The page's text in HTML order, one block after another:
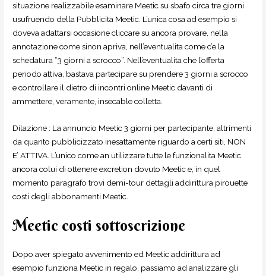
situazione realizzabile esaminare Meetic su sbafo circa tre giorni
usufruendo della Pubblicita Meetic. L’unica cosa ad esempio si
doveva adattarsi occasione cliccare su ancora provare, nella
annotazione come sinon apriva, nell’eventualita come c’e la
schedatura “3 giorni a scrocco”. Nell’eventualita che l’offerta
periodo attiva, bastava partecipare su prendere 3 giorni a scrocco
e controllare il dietro di incontri online Meetic davanti di
ammettere, veramente, insecable colletta.
Dilazione : La annuncio Meetic 3 giorni per partecipante, altrimenti
da quanto pubblicizzato inesattamente riguardo a certi siti, NON
E’ ATTIVA. L’unico come an utilizzare tutte le funzionalita Meetic
ancora colui di ottenere excretion dovuto Meetic e, in quel
momento paragrafo trovi demi-tour dettagli addirittura pirouette
costi degli abbonamenti Meetic.
Meetic costi sottoscrizione
Dopo aver spiegato avvenimento ed Meetic addirittura ad
esempio funziona Meetic in regalo, passiamo ad analizzare gli